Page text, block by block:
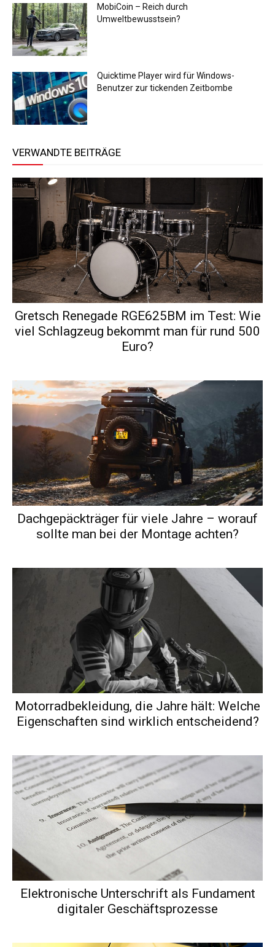
MobiCoin – Reich durch
Umweltbewusstsein?
Quicktime Player wird für Windows-
Benutzer zur tickenden Zeitbombe
VERWANDTE BEITRÄGE
Gretsch Renegade RGE625BM im Test: Wie
viel Schlagzeug bekommt man für rund 500
Euro?
Dachgepäckträger für viele Jahre – worauf
sollte man bei der Montage achten?
Motorradbekleidung, die Jahre hält: Welche
Eigenschaften sind wirklich entscheidend?
Elektronische Unterschrift als Fundament
digitaler Geschäftsprozesse